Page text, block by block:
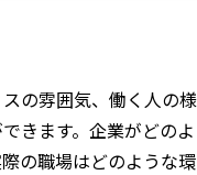
の雰囲気、働く人の様
きます。企業がどのよ
の職場はどのような環